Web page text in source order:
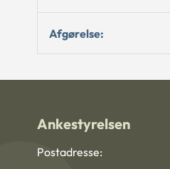
Afgørelse:
Ankestyrelsen
Postadresse: